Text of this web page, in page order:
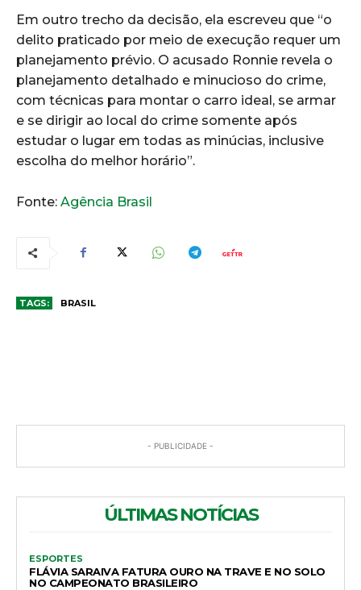
Em outro trecho da decisão, ela escreveu que “o
delito praticado por meio de execução requer um
planejamento prévio. O acusado Ronnie revela o
planejamento detalhado e minucioso do crime,
com técnicas para montar o carro ideal, se armar
e se dirigir ao local do crime somente após
estudar o lugar em todas as minúcias, inclusive
escolha do melhor horário”.
Fonte: Agência Brasil
TAGS: BRASIL
- PUBLICIDADE -
ÚLTIMAS NOTÍCIAS
ESPORTES
FLÁVIA SARAIVA FATURA OURO NA TRAVE E NO SOLO
NO CAMPEONATO BRASILEIRO